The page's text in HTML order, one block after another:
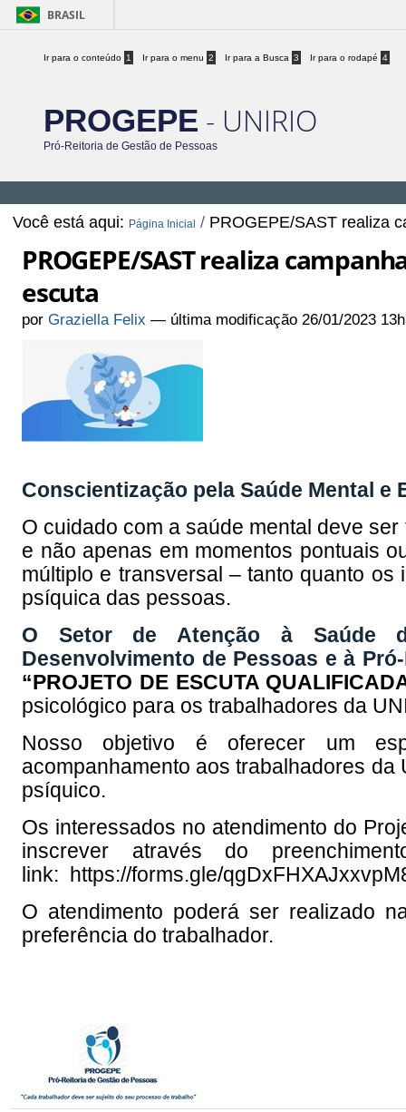
BRASIL
Ir para o conteúdo 1 Ir para o menu 2 Ir para a Busca 3 Ir para o rodapé 4
PROGEPE - UNIRIO
Pró-Reitoria de Gestão de Pessoas
Você está aqui: Página Inicial / PROGEPE/SAST realiza
PROGEPE/SAST realiza
escuta
porGraziella Felix — última modificação 26/01/2023
Conscientização pela Saúde Mental e
O cuidado com a saúde mental deve
e não apenas em momentos pontuais
múltiplo e transversal – tanto quanto
psíquica das pessoas.
O Setor de Atenção à Saúde
Desenvolvimento de Pessoas e à
“PROJETO DE ESCUTA
psicológico para os trabalhadores da
Nosso objetivo é oferecer um
acompanhamento aos trabalhadores
psíquico.
Os interessados no atendimento do
inscrever através do
link:
https://forms.gle/
O atendimento poderá ser realizado
preferência do trabalhador.